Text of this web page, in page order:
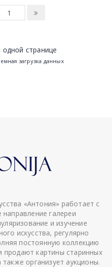
одной странице
загрузка данных
«Антония» работает с
галереи
и изучение
искусства, регулярно
постоянную коллекцию
продают картины старинных
организует аукционы.